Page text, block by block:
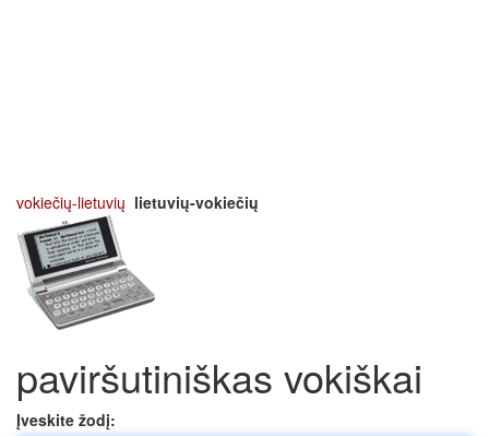
vokiečių-lietuvių lietuvių-vokiečių
paviršutiniškas vokiškai
Įveskite žodį: